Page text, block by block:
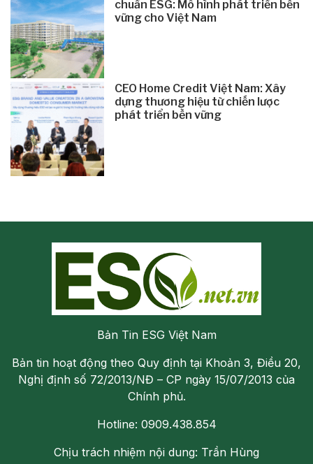
chuẩn ESG: Mô hình phát triển bền
vững cho Việt Nam
CEO Home Credit Việt Nam: Xây
dựng thương hiệu từ chiến lược
phát triển bền vững
Bản Tin ESG Việt Nam
Bản tin hoạt động theo Quy định tại Khoản 3, Điều 20,
Nghị định số 72/2013/NĐ – CP ngày 15/07/2013 của
Chính phủ.
Hotline: 0909.438.854
Chịu trách nhiệm nội dung: Trần Hùng